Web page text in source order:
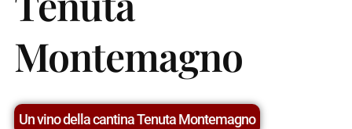
Montemagno
Un vino della cantina Tenuta Montemagno